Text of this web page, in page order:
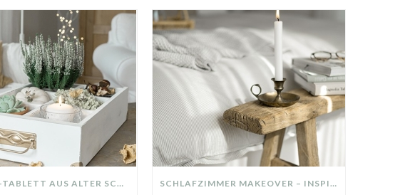
DIY-DEKO-TABLETT AUS ALTER SCHUBLADE – NACHHALTIGE HERBSTDEKO SELBER MACHEN! SCHLAFZIMMER MAKEOVER – INSPIRATION FÜR DEIN SCHLAFZIMMER: AUS ALT MACH NEU – HELL, GEMÜTLICH UND EINLADEND